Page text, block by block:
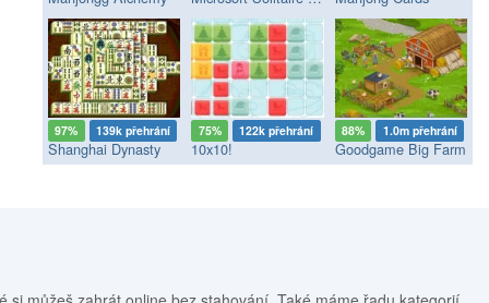
97% 139k přehrání
Shanghai Dynasty
75% 122k přehrání
10x10!
88% 1.0m přehrání
Goodgame Big Farm